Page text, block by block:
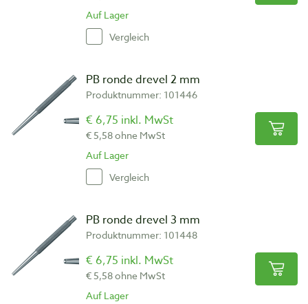
Auf Lager
Vergleich
PB ronde drevel 2 mm
Produktnummer: 101446
€ 6,75 inkl. MwSt
€ 5,58 ohne MwSt
Auf Lager
Vergleich
PB ronde drevel 3 mm
Produktnummer: 101448
€ 6,75 inkl. MwSt
€ 5,58 ohne MwSt
Auf Lager